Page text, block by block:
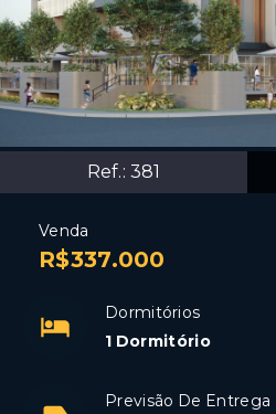
Ref.: 381
Venda
R$337.000
Dormitórios
1 Dormitório
Previsão De Entrega